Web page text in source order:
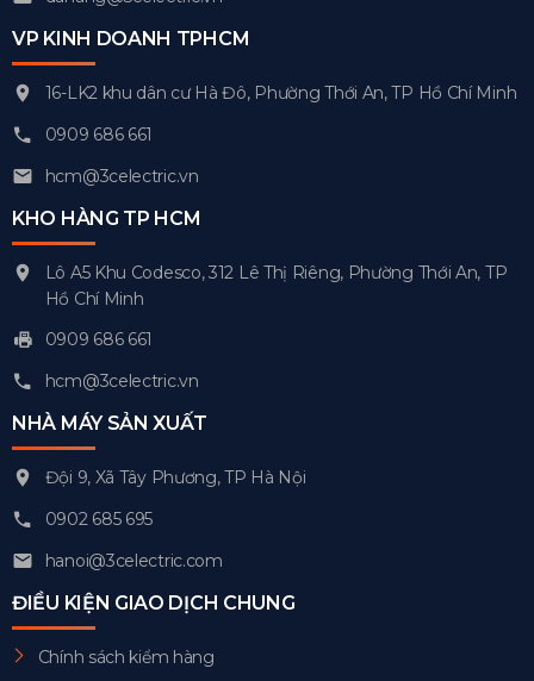
VP KINH DOANH TPHCM
16-LK2 khu dân cư Hà Đô, Phường Thới An, TP Hồ Chí Minh
0909 686 661
hcm@3celectric.vn
KHO HÀNG TP HCM
Lô A5 Khu Codesco, 312 Lê Thị Riêng, Phường Thới An, TP
Hồ Chí Minh
0909 686 661
hcm@3celectric.vn
NHÀ MÁY SẢN XUẤT
Đội 9, Xã Tây Phương, TP Hà Nội
0902 685 695
hanoi@3celectric.com
ĐIỀU KIỆN GIAO DỊCH CHUNG
Chính sách kiểm hàng